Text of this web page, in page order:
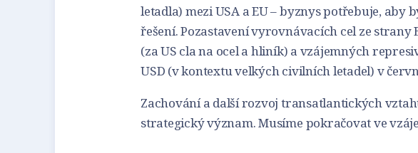
letadla) mezi USA a EU – byznys potřebuje, aby
řešení. Pozastavení vyrovnávacích cel ze strany
(za US cla na ocel a hliník) a vzájemných
USD (v kontextu velkých civilních letadel) v
Zachování a další rozvoj transatlantických
strategický význam. Musíme pokračovat ve